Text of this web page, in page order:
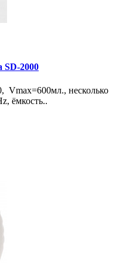
SD-2000
Vmax=600мл., несколько
ёмкость..